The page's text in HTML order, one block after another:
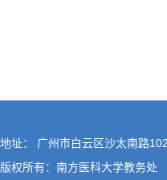
地址： 广州市白云区沙太南路
版权所有：南方医科大学教务处